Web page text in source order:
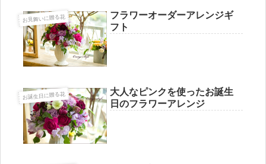
お見舞いに贈る花
フラワーオーダーアレンジギ
フト
お誕生日に贈る花
大人なピンクを使ったお誕生
日のフラワーアレンジ